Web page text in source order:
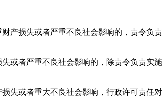
产损失或者严重不良社会影响的，责令负责
或者严重不良社会影响的，除责令负责实施
失或者重大不良社会影响，行政许可责任对